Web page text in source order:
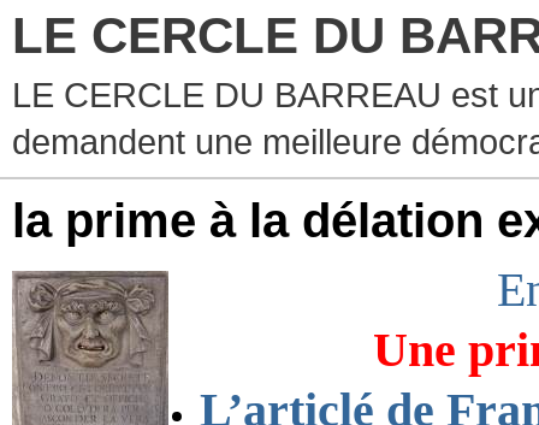
LE CERCLE DU
LE CERCLE DU BARREAU est
demandent une meilleure
la prime à la délation
Une
L’articlé de